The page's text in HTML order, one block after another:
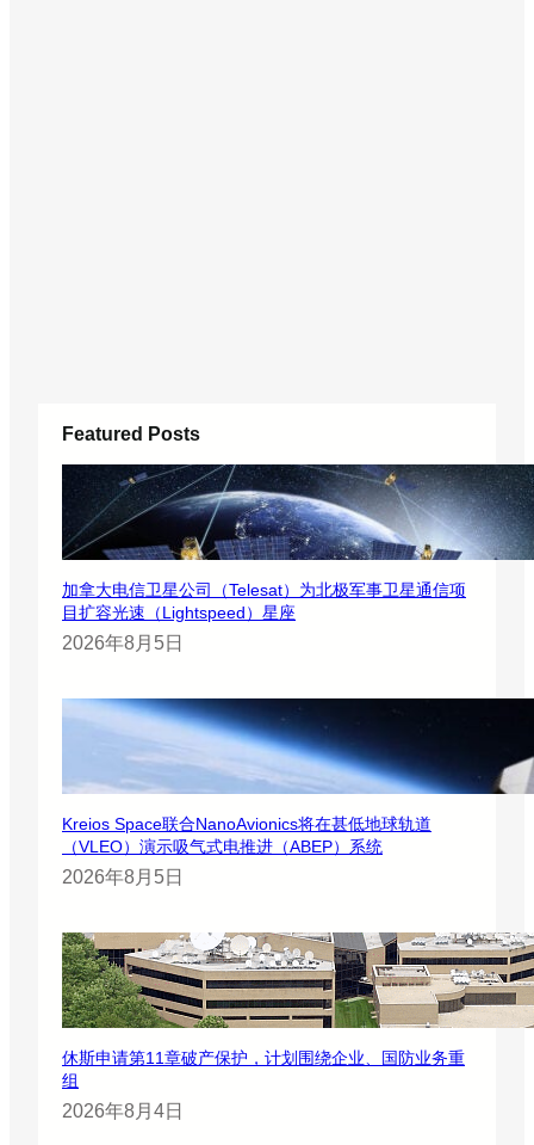
Featured Posts
加拿大电信卫星公司（Telesat）为北极军事卫星通信项
目扩容光速（Lightspeed）星座
2026年8月5日
Kreios Space联合NanoAvionics将在甚低地球轨道
（VLEO）演示吸气式电推进（ABEP）系统
2026年8月5日
休斯申请第11章破产保护，计划围绕企业、国防业务重
组
2026年8月4日